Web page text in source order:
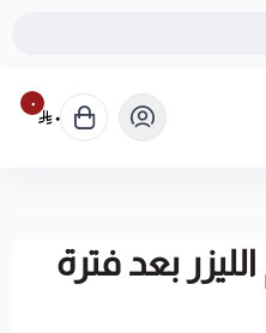
اي مووي
٠
٠
بعد فترة